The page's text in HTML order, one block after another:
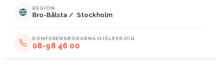
REGION
Bro-Bålsta / Stockholm
KONFERENSBOKARNA HJÄLPER DIG
08-98 46 00